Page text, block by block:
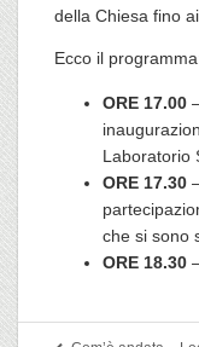
della Chiesa fino
Ecco il
ORE 17.00
Laboratorio
ORE 17.30
che si sono
ORE 18.30